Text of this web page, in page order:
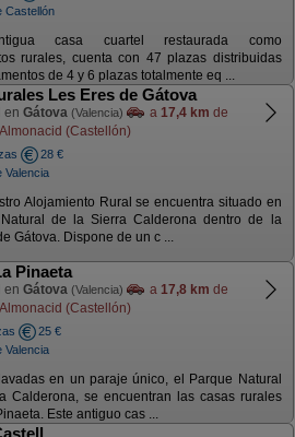
Castellón
casa cuartel restaurada como
rurales, cuenta con 47 plazas distribuidas
de 4 y 6 plazas totalmente eq ...
Les Eres de Gátova
en Gátova (Valencia) a 17,4 km de
(Castellón)
28 €
Valencia
Alojamiento Rural se encuentra situado en
de la Sierra Calderona dentro de la
Gátova. Dispone de un c ...
Pinaeta
en Gátova (Valencia) a 17,8 km de
(Castellón)
25 €
Valencia
en un paraje único, el Parque Natural
Calderona, se encuentran las casas rurales
Este antiguo cas ...